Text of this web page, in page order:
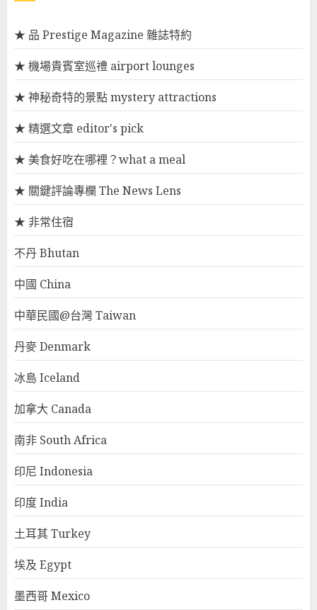
★ 品 Prestige Magazine 雜誌特約
★ 機場貴賓室巡禮 airport lounges
★ 神秘奇特的景點 mystery attractions
★ 精選文章 editor's pick
★ 美食好吃在哪裡？what a meal
★ 關鍵評論專欄 The News Lens
★ 非常住宿
不丹 Bhutan
中國 China
中華民國@台灣 Taiwan
丹麥 Denmark
冰島 Iceland
加拿大 Canada
南非 South Africa
印尼 Indonesia
印度 India
土耳其 Turkey
埃及 Egypt
墨西哥 Mexico